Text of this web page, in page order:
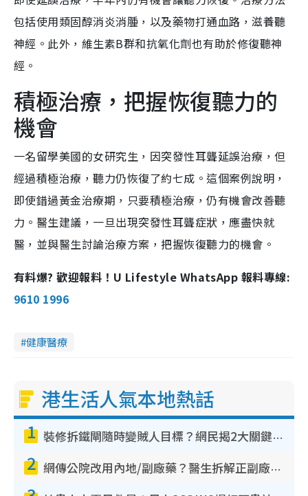
包括使用類固醇消炎消腫，以及藥物打通血路，滋養聽
神經。此外，維生素B群和抗氧化劑也有助於修復聽神
經。
積極治療，把握恢復聽力的
機會
一名留學美國的女研究生，因突發性耳聾延誤治療，但
經過積極治療，聽力仍恢復了約七成。這個案例說明，
即使錯過黃金治療期，只要積極治療，仍有機會改善聽
力。醫生建議，一旦出現突發性耳聾症狀，應盡快就
醫，並與醫生討論治療方案，把握恢復聽力的機會。
有料爆? 歡迎報料！U Lifestyle WhatsApp 報料專線:
9610 1996
健康醫療
港生活人氣本地熱話
1 裝修拆鐵閘隨時變賊人目標？網民揭2大關鍵用途：裝新式等於白裝？附新舊鐵閘分別
2 網傳公院改用內地/副廠藥？醫生拆解正副廠分別 揭4類人換藥隨時出事